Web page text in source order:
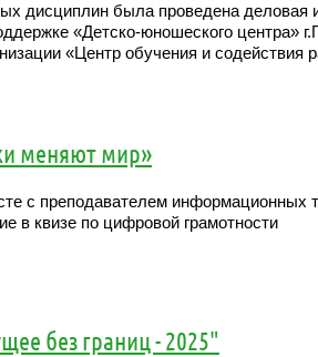
дисциплин была проведена деловая
«Детско-юношеского центра»
«Центр обучения и содействия
меняют мир»
с преподавателем информационных
в квизе по цифровой грамотности
без границ - 2025"